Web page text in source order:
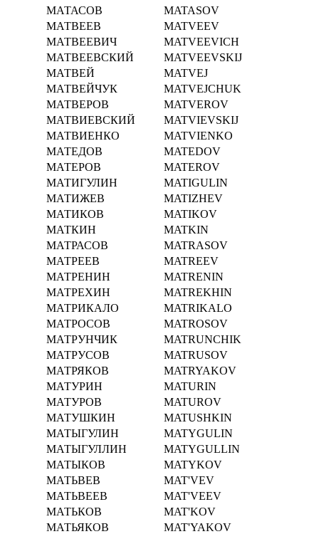
МАТАСОВ
MATASOV
МАТВЕЕВ
MATVEEV
МАТВЕЕВИЧ
MATVEEVICH
МАТВЕЕВСКИЙ
MATVEEVSKIJ
МАТВЕЙ
MATVEJ
МАТВЕЙЧУК
MATVEJCHUK
МАТВЕРОВ
MATVEROV
МАТВИЕВСКИЙ
MATVIEVSKIJ
МАТВИЕНКО
MATVIENKO
МАТЕДОВ
MATEDOV
МАТЕРОВ
MATEROV
МАТИГУЛИН
MATIGULIN
МАТИЖЕВ
MATIZHEV
МАТИКОВ
MATIKOV
МАТКИН
MATKIN
МАТРАСОВ
MATRASOV
МАТРЕЕВ
MATREEV
МАТРЕНИН
MATRENIN
МАТРЕХИН
MATREKHIN
МАТРИКАЛО
MATRIKALO
МАТРОСОВ
MATROSOV
МАТРУНЧИК
MATRUNCHIK
МАТРУСОВ
MATRUSOV
МАТРЯКОВ
MATRYAKOV
МАТУРИН
MATURIN
МАТУРОВ
MATUROV
МАТУШКИН
MATUSHKIN
МАТЫГУЛИН
MATYGULIN
МАТЫГУЛЛИН
MATYGULLIN
МАТЫКОВ
MATYKOV
МАТЬВЕВ
MAT'VEV
МАТЬВЕЕВ
MAT'VEEV
МАТЬКОВ
MAT'KOV
МАТЬЯКОВ
MAT'YAKOV